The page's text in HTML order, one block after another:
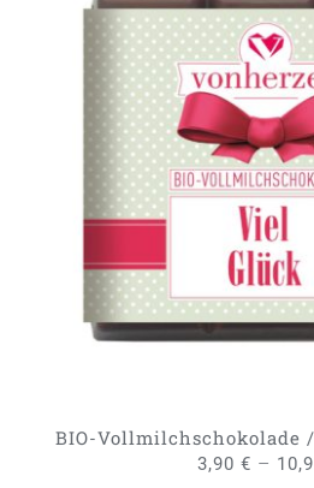
AUSFÜHRUNG
DETAILS
BIO-Vollmilchschokolade
3,90 € –